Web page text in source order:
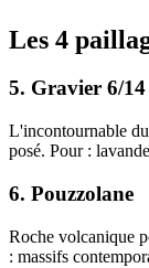
Les 4
5. Gravier 6/
L'incontournable
posé. Pour :
6. Pouzzolane
Roche volcanique
: massifs